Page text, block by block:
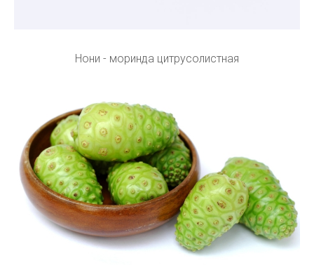
Нони - моринда цитрусолистная